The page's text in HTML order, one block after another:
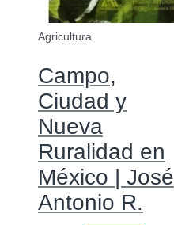
Agricultura
Campo,
Ciudad y
Nueva
Ruralidad en
México | José
Antonio R.